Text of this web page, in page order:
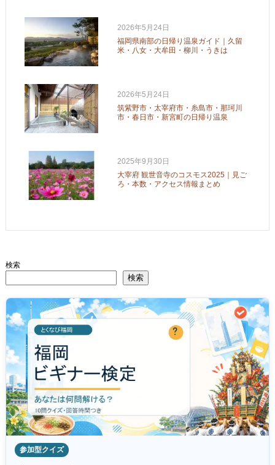
2026年5月24日
福岡県南部の日帰り温泉ガイド｜久留
米・八女・大牟田・柳川・うきは
2026年5月24日
筑紫野市・太宰府市・糸島市・那珂川
市・春日市・新宮町の日帰り温泉
2025年9月30日
大宰府 観世音寺のコスモス2025｜見ご
ろ・本数・アクセス情報まとめ
検索
検索
参加型クイズ